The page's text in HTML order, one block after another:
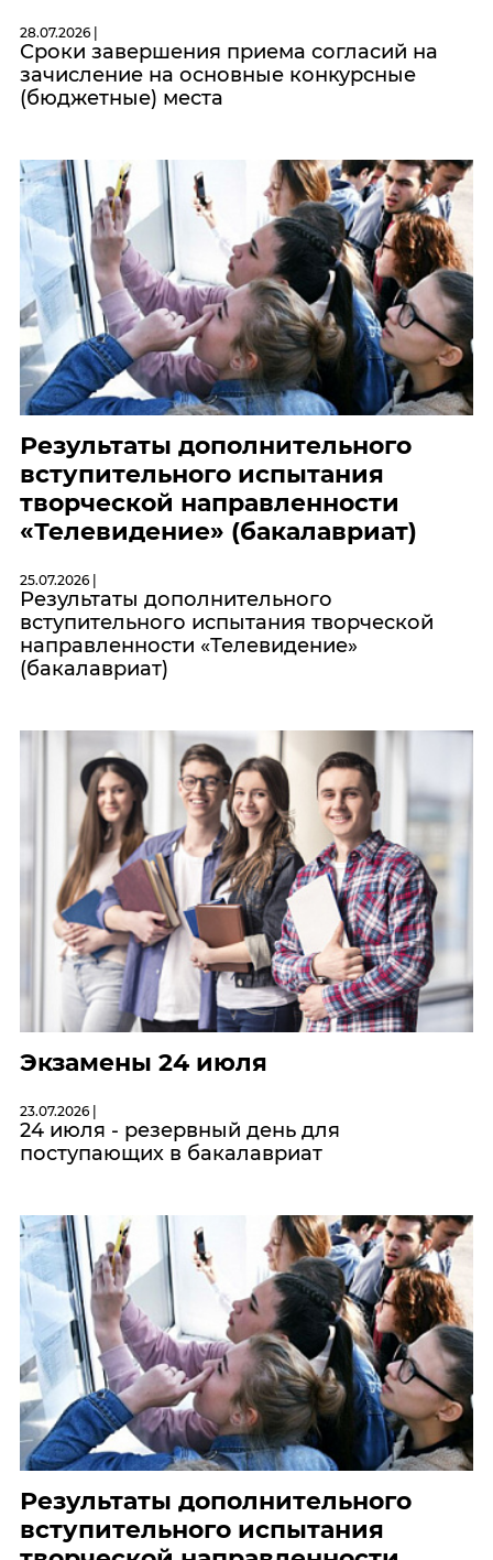
28.07.2026 |
Сроки завершения приема согласий на
зачисление на основные конкурсные
(бюджетные) места
Результаты дополнительного
вступительного испытания
творческой направленности
«Телевидение» (бакалавриат)
25.07.2026 |
Результаты дополнительного
вступительного испытания творческой
направленности «Телевидение»
(бакалавриат)
Экзамены 24 июля
23.07.2026 |
24 июля - резервный день для
поступающих в бакалавриат
Результаты дополнительного
вступительного испытания